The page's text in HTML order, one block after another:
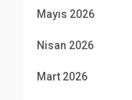
Mayıs 2026
Nisan 2026
Mart 2026